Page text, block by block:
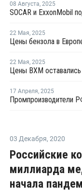
08 Августа, 2025
22 Мая, 2025
Цены бензола в
22 Мая, 2025
17 Апреля, 2025
03 Декабря, 2020
Российские
миллиарда
начала